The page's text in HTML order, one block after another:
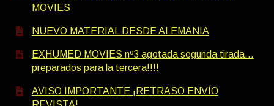
MOVIES
NUEVO MATERIAL DESDE ALEMANIA
EXHUMED MOVIES nº3 agotada segunda tirada…
preparados para la tercera!!!!
AVISO IMPORTANTE ¡RETRASO ENVÍO